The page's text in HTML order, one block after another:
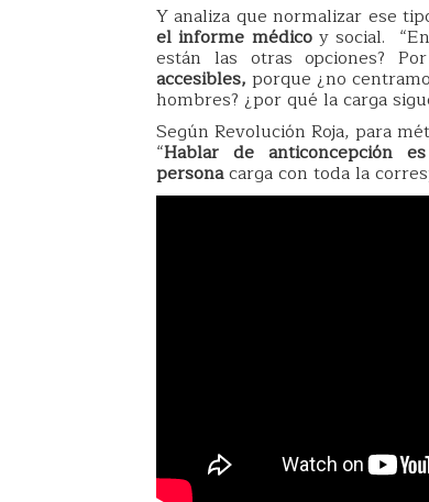
Y analiza que normalizar ese
el informe médico y social.
están las otras opciones?
accesibles, porque ¿no
hombres? ¿por qué la carga
Según Revolución Roja, para
“Hablar de anticoncepción
personacarga con toda la